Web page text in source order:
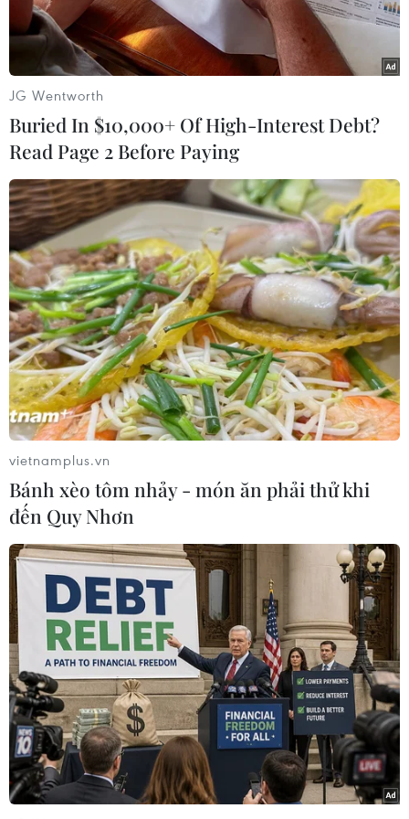
Nhân viên y tế chuyển bệnh nhân nhiễm dịch viêm đường hô
hấp cấp COVID-19 tới bệnh viện Vũ Hán, tỉnh Hồ Bắc, Trung
Quốc ngày 10/2/2020. (Nguồn: Reuters/TTXVN)
Trước diễn biến phức tạp của dịch COVID-19 tại
Vũ Hán, tâm dịch của Trung Quốc, chính quyền
thành phố này đã công bố kế hoạch xây dựng
thêm 19 bệnh viện dã chiến để tiếp nhận chữa
trị nhiều ca bệnh.
Dự kiến, sau khi hoàn thành vào ngày 25/2 tới,
toàn bộ bệnh viện dã chiến nói trên sẽ cung cấp
30.000 giường bệnh.
Trước đó, Vũ Hán cũng đã chuyển đổi 13 công
trình dân sinh thành bệnh viện tạm thời với
tổng số giường bệnh là 13.348.
Hiện, 9.313 giường tại thành phố này dành để
phục vụ bệnh nhân có các triệu chứng nhẹ.
Tính đến ngày 20/2, tổng số ca nhiễm COVID-19
tại Vũ Hán đã lên tới 45.346 ca.
[Không có bằng chứng cho thấy COVID-19 lây
JG Wentworth
Buried In $10,000+ Of High-Interest Debt?
Read Page 2 Before Paying
vietnamplus.vn
Bánh xèo tôm nhảy - món ăn phải thử khi
đến Quy Nhơn